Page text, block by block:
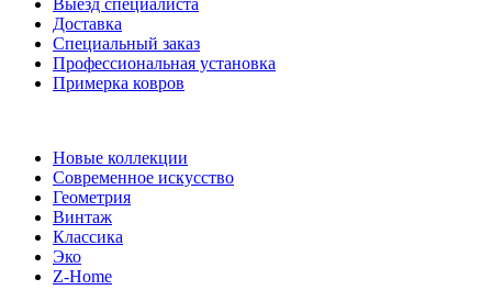
Выезд специалиста
Доставка
Специальный заказ
Профессиональная установка
Примерка ковров
Новые коллекции
Современное искусство
Геометрия
Винтаж
Классика
Эко
Z-Home